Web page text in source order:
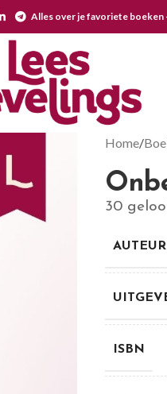
Alles over je favoriete boeken
Home
30
AUTEUR
ISBN